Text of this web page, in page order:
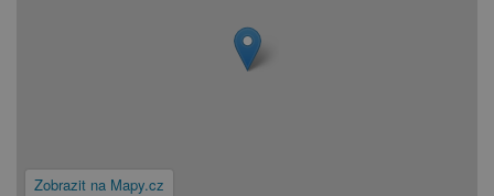
Zobrazit na Mapy.cz